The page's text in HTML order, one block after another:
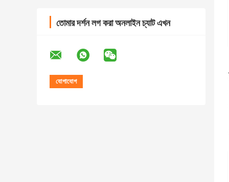
তোমার দর্শন লগ করা অনলাইন চ্যাট এখন